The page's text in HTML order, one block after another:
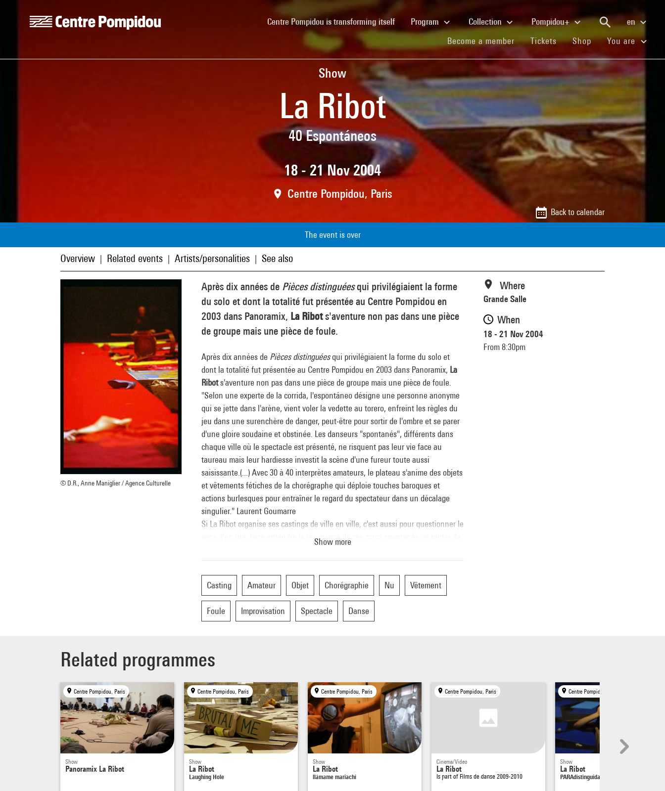
Centre Pompidou is transforming itself(current)Program Collection Pompidou+
en
Become a member(current)
Tickets(current)
Shop(current)You are
Show
La Ribot
40 Espontáneos
18 - 21 Nov 2004
Centre Pompidou, Paris
Back to calendar
The event is over
Overview Related events Artists/personalities See also
© D.R., Anne Maniglier / Agence Culturelle
Après dix années de Pièces distinguéesqui privilégiaient la forme
du solo et dont la totalité fut présentée au Centre Pompidou en
2003 dans Panoramix, La Ribots'aventure non pas dans une pièce
de groupe mais une pièce de foule.
Après dix années de Pièces distinguéesqui privilégiaient la forme du solo et
dont la totalité fut présentée au Centre Pompidou en 2003 dans Panoramix, La
Ribots'aventure non pas dans une pièce de groupe mais une pièce de foule.
"Selon une experte de la corrida, l'espontáneo désigne une personne anonyme
qui se jette dans l'arène, vient voler la vedette au torero, enfreint les règles du
jeu dans une surenchère de danger, peut-être pour sortir de l'ombre et se parer
d'une gloire soudaine et obstinée. Les danseurs "spontanés", différents dans
chaque ville où le spectacle est présenté, ne risquent pas leur vie face au
taureau mais leur hardiesse investit la scène d'une fureur toute aussi
saisissante.(...) Avec 30 à 40 interprètes amateurs, le plateau s'anime des objets
et vêtements fétiches de la chorégraphe qui déploie touches baroques et
actions burlesques pour entraîner le regard du spectateur dans un décalage
singulier." Laurent Goumarre
Si La Ribot organise ses castings de ville en ville, c'est aussi pour questionner le
sens d'un rire, faire entendre la résonance de ces corps spontanés, et tenter de
La Ribotconception et direction artistique |Juan Dominguezassistant à la
direction artistique |Corinne GarciaetTania Arias Winogradowassistantes |
Les espontáneosperformeurs |Daniel Demontlumières |Karine Vintache
Ribotcostumes |Karine VintacheetLa Ribotscénographie |
direction technique |Maria-Carmela Mini management |
Show more
Casting Amateur Objet Chorégraphie Nu Vêtement
Foule Improvisation Spectacle Danse
Where
Grande Salle
When
18 - 21 Nov 2004
From 8:30pm
Related programmes
Centre Pompidou, Paris
Show
Panoramix La Ribot
Centre Pompidou, Paris
Show
La Ribot
Laughing Hole
Centre Pompidou, Paris
Show
La Ribot
llámame mariachi
Centre Pompidou, Paris
Cinema/Video
La Ribot
Is part of Films de danse 2009-2010
Centre Pompidou, Paris
Show
La Ribot
PARAdistinguidas